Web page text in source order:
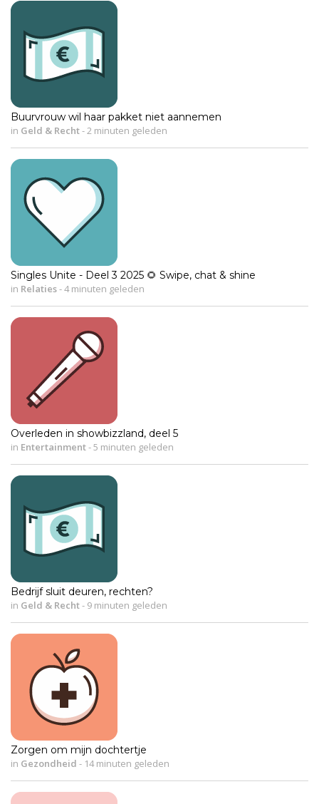
Buurvrouw wil haar pakket niet aannemen
in Geld & Recht-2 minuten geleden
Singles Unite - Deel 3 2025 🌻 Swipe, chat & shine
in Relaties-4 minuten geleden
Overleden in showbizzland, deel 5
in Entertainment-5 minuten geleden
Bedrijf sluit deuren, rechten?
in Geld & Recht- 9 minuten geleden
Zorgen om mijn dochtertje
in Gezondheid - 14 minuten geleden